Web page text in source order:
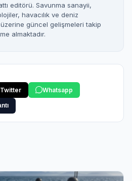
editörü. Savunma sanayii,
havacılık ve deniz
güncel gelişmeleri takip
almaktadır.
Whatsapp